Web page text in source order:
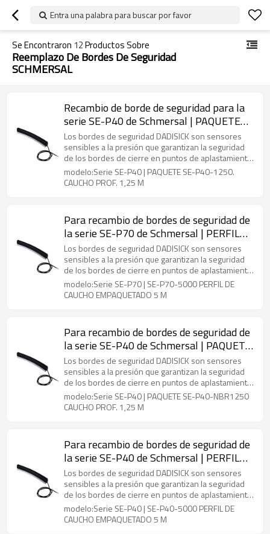
Entra una palabra para buscar por favor
Se Encontraron 12Productos Sobre
Reemplazo De Bordes De Seguridad
SCHMERSAL
Recambio de borde de seguridad para la
serie SE-P40 de Schmersal | PAQUETE
SE-P40-1250. CAUCHO PROF. 1,25 M
Los bordes de seguridad DADISICK son sensores
sensibles a la presión que garantizan la seguridad
de los bordes de cierre en puntos de aplastamiento
o corte que son propensos a accidentes. Se
encuentran en puertas automáticas, máquinas u
otras instalaciones para equipos de manipulación
modelo:Serie SE-P40 | PAQUETE SE-P40-1250.
CAUCHO PROF. 1,25 M
Para recambio de bordes de seguridad de
la serie SE-P70 de Schmersal | PERFIL
DE CAUCHO EMPAQUETADO SE-P70-
5000 5 M
Los bordes de seguridad DADISICK son sensores
sensibles a la presión que garantizan la seguridad
de los bordes de cierre en puntos de aplastamiento
o corte que son propensos a accidentes. Se
encuentran en puertas automáticas, máquinas u
otras instalaciones para equipos de manipulación
modelo:Serie SE-P70 | SE-P70-5000 PERFIL DE
CAUCHO EMPAQUETADO 5 M
Para recambio de bordes de seguridad de
la serie SE-P40 de Schmersal | PAQUETE
SE-P40-NBR1250. CAUCHO PROF. 1,25
M
Los bordes de seguridad DADISICK son sensores
sensibles a la presión que garantizan la seguridad
de los bordes de cierre en puntos de aplastamiento
o corte que son propensos a accidentes. Se
encuentran en puertas automáticas, máquinas u
otras instalaciones para equipos de manipulación
modelo:Serie SE-P40 | PAQUETE SE-P40-NBR1250
CAUCHO PROF. 1,25 M
Para recambio de bordes de seguridad de
la serie SE-P40 de Schmersal | PERFIL
DE CAUCHO EMPAQUETADO SE-P40-
5000 5 M
Los bordes de seguridad DADISICK son sensores
sensibles a la presión que garantizan la seguridad
de los bordes de cierre en puntos de aplastamiento
o corte que son propensos a accidentes. Se
encuentran en puertas automáticas, máquinas u
otras instalaciones para equipos de manipulación
modelo:Serie SE-P40 | SE-P40-5000 PERFIL DE
CAUCHO EMPAQUETADO 5 M